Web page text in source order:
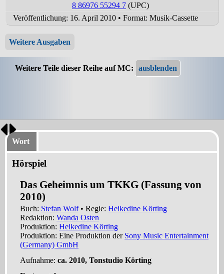
8 86976 55294 7 (UPC)
Veröffentlichung: 16. April 2010 • Format: Musik-Cassette
Weitere Ausgaben
Weitere Teile dieser Reihe auf MC:
Wort
Hörspiel
Das Geheimnis um TKKG (Fassung von
2010)
Buch: Stefan Wolf• Regie: Heikedine Körting
Redaktion: Wanda Osten
Produktion: Heikedine Körting
Produktion: Eine Produktion der Sony Music Entertainment
(Germany) GmbH
Aufnahme: ca. 2010, Tonstudio Körting